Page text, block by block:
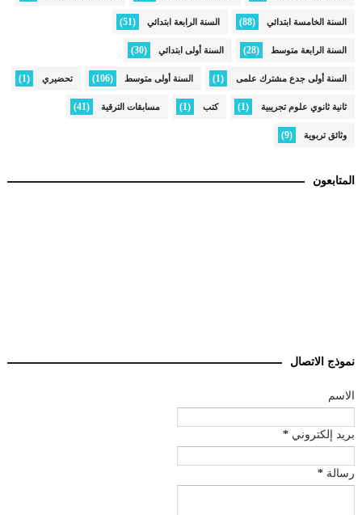
السنة الخامسة ابتدائي (88) السنة الرابعة ابتدائي (51)
السنة الرابعة متوسط (28) السنة أولى ابتدائي (30)
السنة أولى جدع مشترك علمى (1) السنة أولى متوسط (106) تحضيري (1)
ثانية ثانوي علوم تجريبية (1) كتب (1) مسابقات الترقية (41)
وثائق تربوية (9)
المتابعون
نموذج الاتصال
الاسم
بريد إلكتروني *
رسالة *